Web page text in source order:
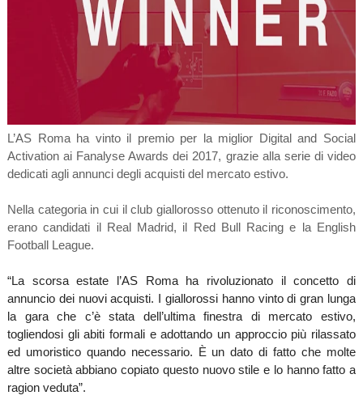
L’AS Roma ha vinto il premio per la miglior Digital and Social
Activation ai Fanalyse Awards dei 2017, grazie alla serie di video
dedicati agli annunci degli acquisti del mercato estivo.
Nella categoria in cui il club giallorosso ottenuto il riconoscimento,
erano candidati il Real Madrid, il Red Bull Racing e la English
Football League.
“La scorsa estate l’AS Roma ha rivoluzionato il concetto di
annuncio dei nuovi acquisti. I giallorossi hanno vinto di gran lunga
la gara che c’è stata dell’ultima finestra di mercato estivo,
togliendosi gli abiti formali e adottando un approccio più rilassato
ed umoristico quando necessario. È un dato di fatto che molte
altre società abbiano copiato questo nuovo stile e lo hanno fatto a
ragion veduta”.